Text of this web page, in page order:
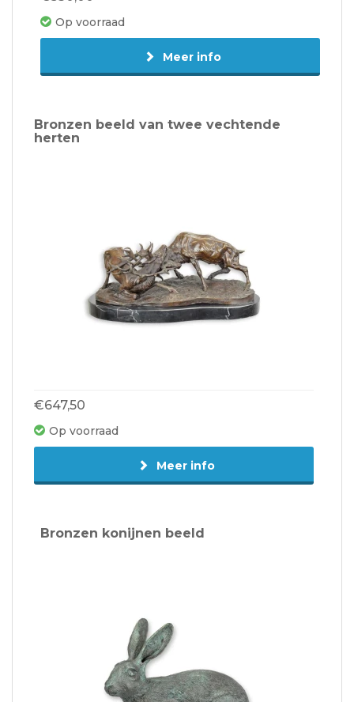
Op voorraad
Meer info
Bronzen beeld van twee vechtende
herten
€647,50
Op voorraad
Meer info
Bronzen konijnen beeld